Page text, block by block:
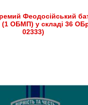
Феодосійський
(1 ОБМП) у складі 36
02333)